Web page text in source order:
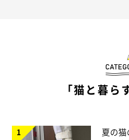
「猫と暮ら
夏の